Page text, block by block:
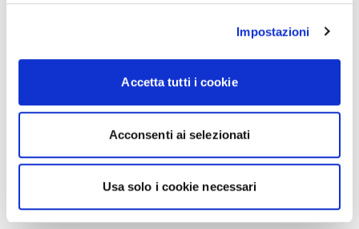
Impostazioni
Accetta tutti i cookie
Acconsenti ai selezionati
Usa solo i cookie necessari